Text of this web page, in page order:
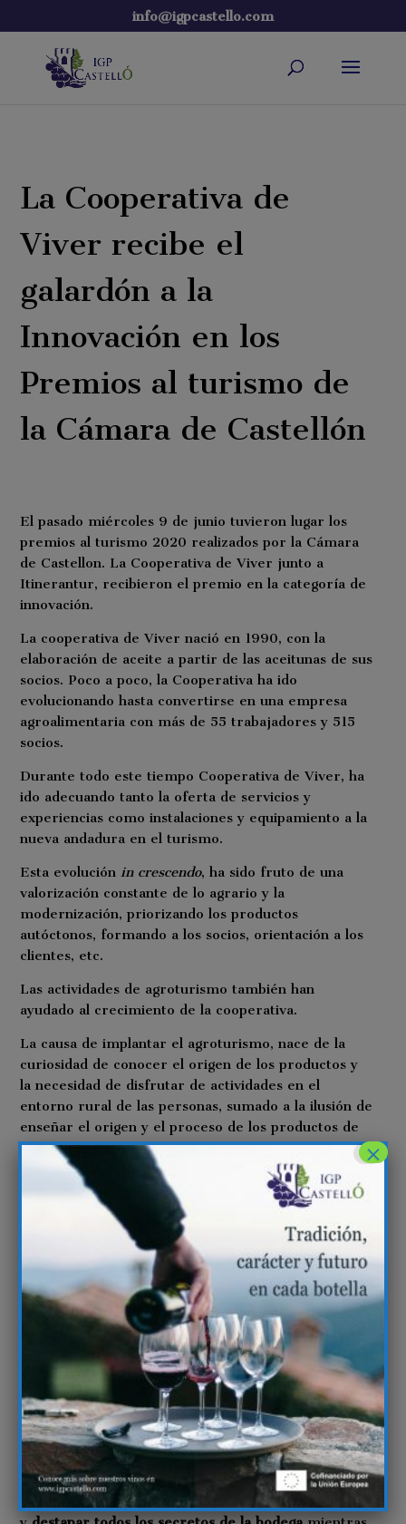
info@igpcastello.com
La Cooperativa de
Viver recibe el
galardón a la
Innovación en los
Premios al turismo de
la Cámara de Castellón
El pasado miércoles 9 de junio tuvieron lugar los
premios al turismo 2020 realizados por la Cámara
de Castellon. La Cooperativa de Viver junto a
Itinerantur, recibieron el premio en la categoría de
innovación.
La cooperativa de Viver nació en 1990, con la
elaboración de aceite a partir de las aceitunas de sus
socios. Poco a poco, la Cooperativa ha ido
evolucionando hasta convertirse en una empresa
agroalimentaria con más de 55 trabajadores y 515
socios.
Durante todo este tiempo Cooperativa de Viver, ha
ido adecuando tanto la oferta de servicios y
experiencias como instalaciones y equipamiento a la
nueva andadura en el turismo.
Esta evolución in crescendo, ha sido fruto de una
valorización constante de lo agrario y la
modernización, priorizando los productos
autóctonos, formando a los socios, orientación a los
clientes, etc.
Las actividades de agroturismo también han
ayudado al crecimiento de la cooperativa.
La causa de implantar el agroturismo, nace de la
curiosidad de conocer el origen de los productos y
la necesidad de disfrutar de actividades en el
entorno rural de las personas, sumado a la ilusión de
enseñar el origen y el proceso de los productos de
la Cooperativa de Viver.
Actividades de la cooperativa
La cooperativa de Viver, cuenta con un programa
de actividades de agroturismo con actividades
permanentes como son el oleo y enoturismo,
actividades de temporada (varían en función de la
época del año y la experiencia agraria en concreto)
y eventos únicos como el festival del aceite nuevo a
mediados de enero de diciembre o el
ViverWineFest.
En lo que a enoturísmo respecta, han desarrollado
varias actividades, como por ejemplo «descubre la
piel de la Vid». Aquí podrás pasear entre viñedos
×